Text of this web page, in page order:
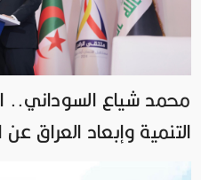
محمد شياع السوداني..
التنمية وإبعاد العراق عن